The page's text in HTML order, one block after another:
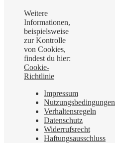
Weitere
Informationen,
beispielsweise
zur Kontrolle
von Cookies,
findest du hier:
Cookie-
Richtlinie
Impressum
Nutzungsbedingungen
Verhaltensregeln
Datenschutz
Widerrufsrecht
Haftungsausschluss